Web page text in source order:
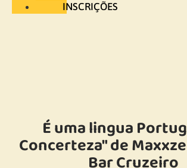
INSCRIÇÕES
É uma lingua
Concerteza" de